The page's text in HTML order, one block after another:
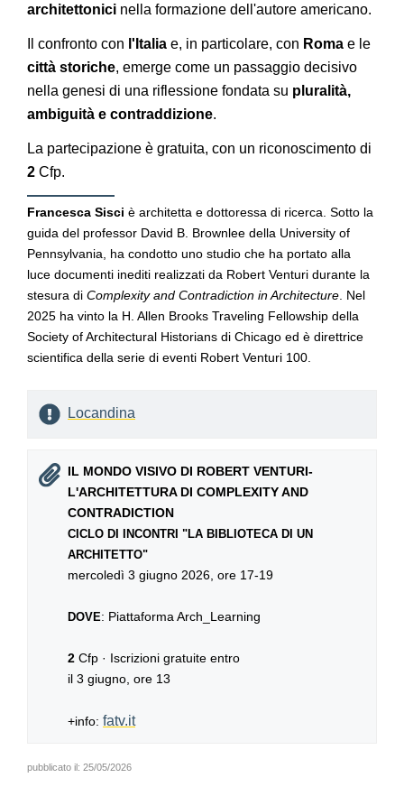
architettonici nella formazione dell'autore americano.
Il confronto con l'Italia e, in particolare, con Roma e le
città storiche, emerge come un passaggio decisivo
nella genesi di una riflessione fondata su pluralità,
ambiguità e contraddizione.
La partecipazione è gratuita, con un riconoscimento di
2 Cfp.
Francesca Sisci è architetta e dottoressa di ricerca. Sotto la
guida del professor David B. Brownlee della University of
Pennsylvania, ha condotto uno studio che ha portato alla
luce documenti inediti realizzati da Robert Venturi durante la
stesura di Complexity and Contradiction in Architecture . Nel
2025 ha vinto la H. Allen Brooks Traveling Fellowship della
Society of Architectural Historians di Chicago ed è direttrice
scientifica della serie di eventi Robert Venturi 100.
Locandina
IL MONDO VISIVO DI ROBERT VENTURI-
L'ARCHITETTURA DI COMPLEXITY AND
CONTRADICTION
CICLO DI INCONTRI "LA BIBLIOTECA DI UN
ARCHITETTO"
mercoledì 3 giugno 2026, ore 17-19
DOVE: Piattaforma Arch_Learning
2 Cfp · Iscrizioni gratuite entro
il 3 giugno, ore 13
+info: fatv.it
pubblicato il: 25/05/2026